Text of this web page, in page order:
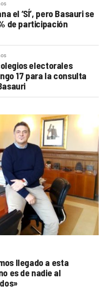
el ‘SÍ’, pero Basauri se
de participación
electorales
17 para la consulta
llegado a esta
es de nadie al